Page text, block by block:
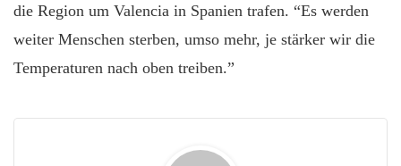
die Region um Valencia in Spanien trafen. “Es werden
weiter Menschen sterben, umso mehr, je stärker wir die
Temperaturen nach oben treiben.”